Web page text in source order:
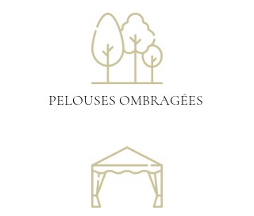
PELOUSES OMBRAGÉES